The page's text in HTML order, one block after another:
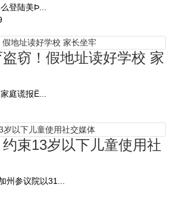
登陆美Þ...
窃！假地址读好学校 家
庭谎报Ë...
束13岁以下儿童使用社
州参议院以31...